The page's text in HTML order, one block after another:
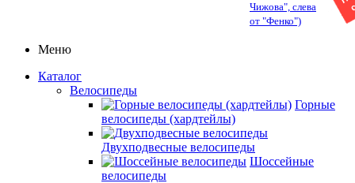
Чижова", слева
от "Фенко")
Меню
Каталог
Велосипеды
Горные
велосипеды (хардтейлы)
Двухподвесные велосипеды
Шоссейные
велосипеды